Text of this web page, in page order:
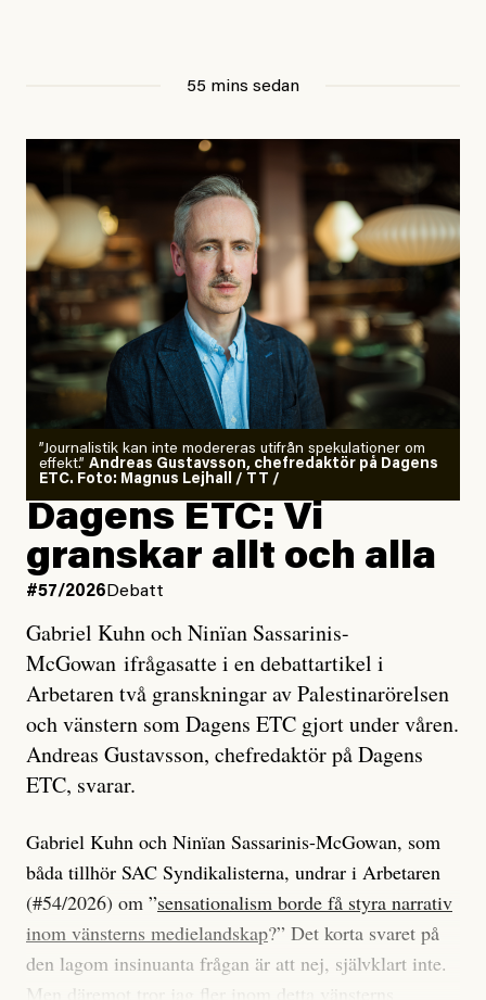
55 mins sedan
”Journalistik kan inte modereras utifrån spekulationer om
effekt.” Andreas Gustavsson, chefredaktör på Dagens
ETC. Foto: Magnus Lejhall / TT /
Dagens ETC: Vi
granskar allt och alla
#57/2026 Debatt
Gabriel Kuhn och Ninïan Sassarinis-
McGowan ifrågasatte i en debattartikel i
Arbetaren två granskningar av Palestinarörelsen
och vänstern som Dagens ETC gjort under våren.
Andreas Gustavsson, chefredaktör på Dagens
ETC, svarar.
Gabriel Kuhn och Ninïan Sassarinis-McGowan, som
båda tillhör SAC Syndikalisterna, undrar i Arbetaren
(#54/2026) om ”sensationalism borde få styra narrativ
inom vänsterns medielandskap?” Det korta svaret på
den lagom insinuanta frågan är att nej, självklart inte.
Men däremot tror jag fler inom detta vänsterns